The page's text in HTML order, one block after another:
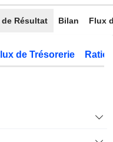
de Résultat Bilan Flux
de Trésorerie